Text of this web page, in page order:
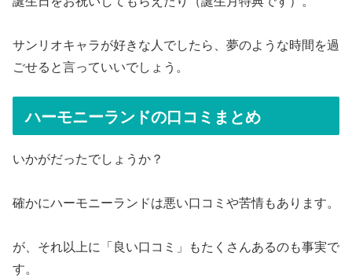
サンリオキャラが好きな人でしたら、夢のような時間を過
ごせると言っていいでしょう。
ハーモニーランドの口コミまとめ
いかがだったでしょうか？
確かにハーモニーランドは悪い口コミや苦情もあります。
が、それ以上に「良い口コミ」もたくさんあるのも事実で
す。